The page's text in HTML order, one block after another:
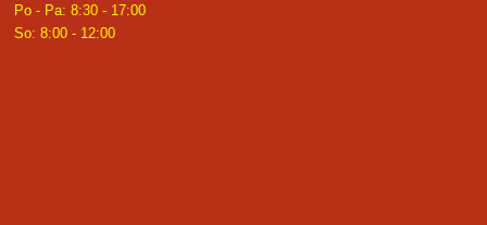
Po - Pa: 8:30 - 17:00
So: 8:00 - 12:00